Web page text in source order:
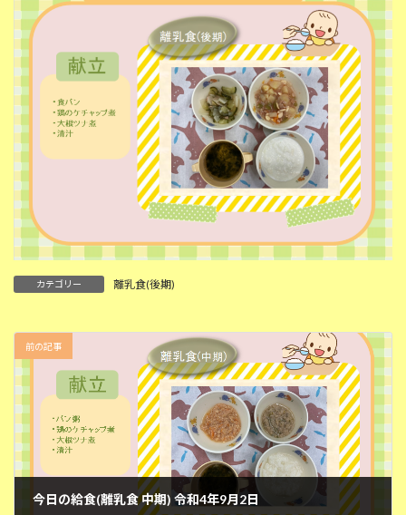
時
カテゴリー 離乳食(後期)
前の記事
今日の給食(離乳食 中期) 令和4年9月2日